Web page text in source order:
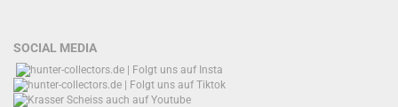
SOCIAL MEDIA